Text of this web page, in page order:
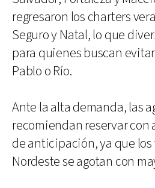
regresaron los charters
Seguro y Natal, lo que
para quienes buscan
Pablo o Río.
Ante la alta demanda, las
recomiendan reservar con
de anticipación, ya que
Nordeste se agotan con